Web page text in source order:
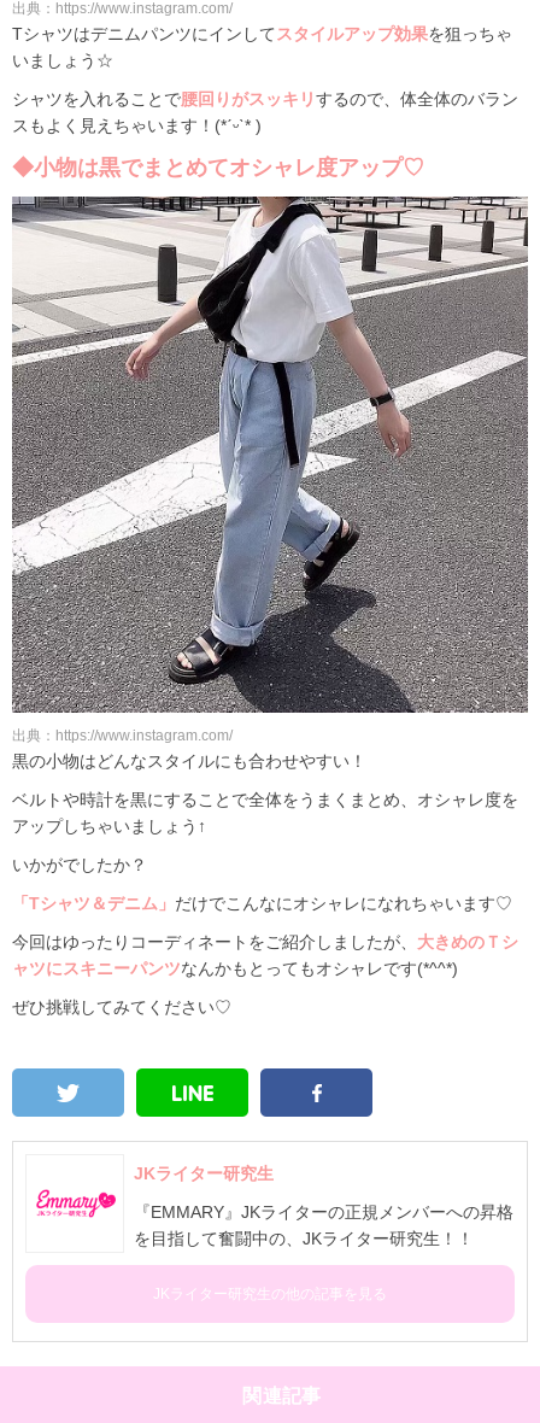
出典：https://www.instagram.com/
Tシャツはデニムパンツにインして スタイルアップ効果を狙っちゃ
いましょう☆
シャツを入れることで腰回りがスッキリするので、体全体のバラン
スもよく見えちゃいます！(*ˊᵕˋ* )
◆小物は黒でまとめてオシャレ度アップ♡
出典：https://www.instagram.com/
黒の小物はどんなスタイルにも合わせやすい！
ベルトや時計を黒にすることで全体をうまくまとめ、オシャレ度を
アップしちゃいましょう↑
いかがでしたか？
「Tシャツ＆デニム」 だけでこんなにオシャレになれちゃいます♡
今回はゆったりコーディネートをご紹介しましたが、 大きめのＴシ
ャツにスキニーパンツなんかもとってもオシャレです(*^^*)
ぜひ挑戦してみてください♡
JKライター研究生
『EMMARY』JKライターの正規メンバーへの昇格
を目指して奮闘中の、JKライター研究生！！
JKライター研究生の他の記事を見る
関連記事